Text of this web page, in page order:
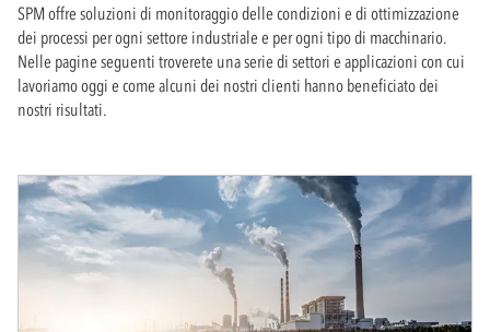
SPM offre soluzioni di monitoraggio delle condizioni e di ottimizzazione
dei processi per ogni settore industriale e per ogni tipo di macchinario.
Nelle pagine seguenti troverete una serie di settori e applicazioni con cui
lavoriamo oggi e come alcuni dei nostri clienti hanno beneficiato dei
nostri risultati.